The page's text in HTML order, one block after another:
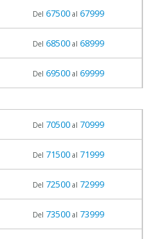
Del 67500al 67999
Del 68500al 68999
Del 69500al 69999
Del 70500al 70999
Del 71500al 71999
Del 72500al 72999
Del 73500al 73999